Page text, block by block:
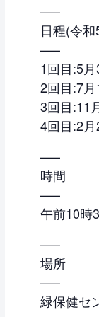
—–
日程(令
—–
1回目:5
2回目:7
3回目:11
4回目:2
—–
時間
—–
午前10時
—–
場所
—–
緑保健セ